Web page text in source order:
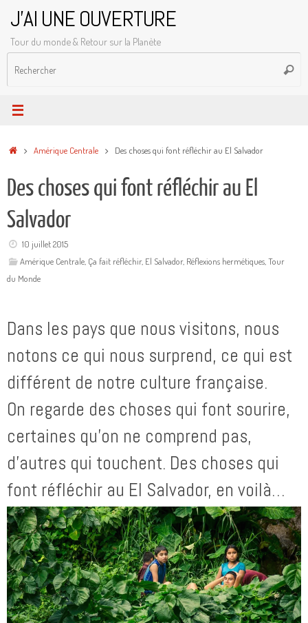
contenu
J'AI UNE OUVERTURE
Tour du monde & Retour sur la Planète
AccueilAmérique Centrale Des choses qui font réfléchir au El Salvador
Des choses qui font réfléchir au El
Salvador
10 juillet 2015
Amérique Centrale, Ça fait réfléchir, El Salvador, Réflexions hermétiques, Tour
du Monde
Dans les pays que nous visitons, nous
notons ce qui nous surprend, ce qui est
différent de notre culture française.
On regarde des choses qui font sourire,
certaines qu’on ne comprend pas,
d’autres qui touchent. Des choses qui
font réfléchir au El Salvador, en voilà…